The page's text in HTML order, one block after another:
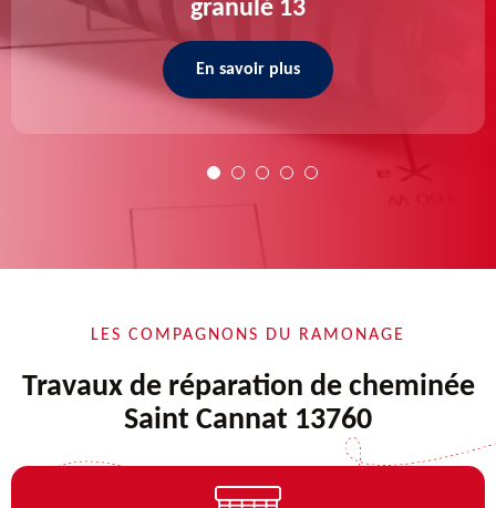
granulé 13
En savoir plus
LES COMPAGNONS DU RAMONAGE
Travaux de réparation de cheminée
Saint Cannat 13760